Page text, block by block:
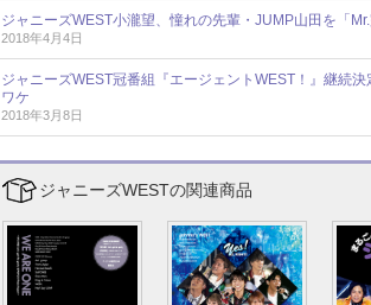
ジャニーズWEST小瀧望、憧れの先輩・JUMP山田を「
2018年4月4日
ジャニーズWEST冠番組『エージェントWEST！』継続
ワケ
2018年3月8日
ジャニーズWESTの関連商品